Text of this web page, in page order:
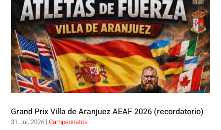
Grand Prix Villa de Aranjuez AEAF 2026 (recordatorio)
31 Jul, 2026 |Campeonatos